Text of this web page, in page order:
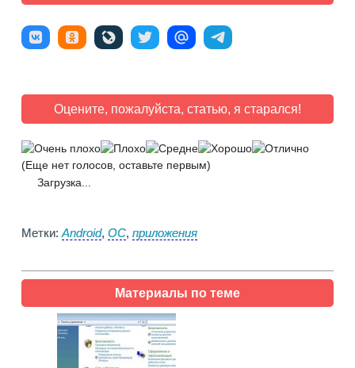
Оцените, пожалуйста, статью, я старался!
(Еще нет голосов, оставьте первым)
Загрузка...
Метки: Android, ОС, приложения
Материалы по теме